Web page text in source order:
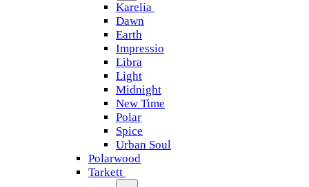
Karelia
Dawn
Earth
Impressio
Libra
Light
Midnight
New Time
Polar
Spice
Urban Soul
Polarwood
Tarkett